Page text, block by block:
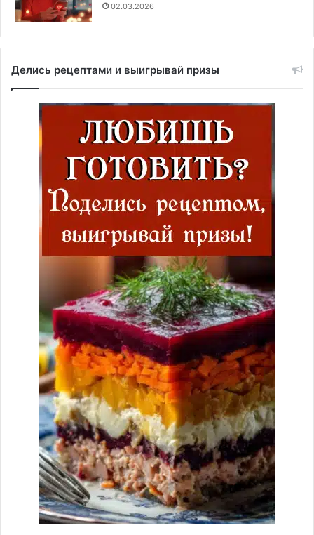
02.03.2026
Делись рецептами и выигрывай призы